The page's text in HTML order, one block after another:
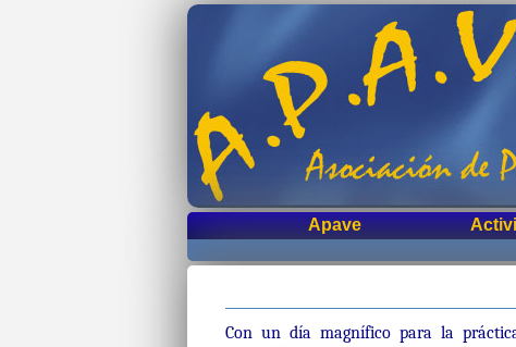
Apave
Con un día magnífico para la